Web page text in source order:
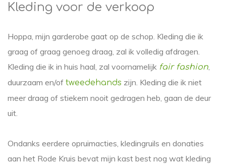
Kleding voor de verkoop
Hoppa, mijn garderobe gaat op de schop. Kleding die ik
graag of graag genoeg draag, zal ik volledig afdragen.
Kleding die ik in huis haal, zal voornamelijk fair fashion,
duurzaam en/of tweedehands zijn. Kleding die ik niet
meer draag of stiekem nooit gedragen heb, gaan de deur
uit.
Ondanks eerdere opruimacties, kledingruils en donaties
aan het Rode Kruis bevat mijn kast best nog wat kleding